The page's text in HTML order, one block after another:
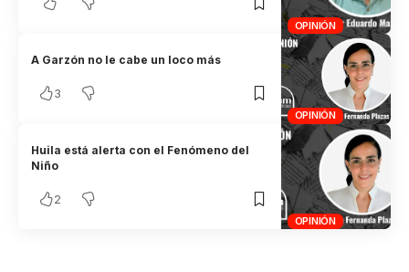
OPINIÓN
OPINIÓN
A Garzón no le cabe un loco más
3
OPINIÓN
Huila está alerta con el Fenómeno del
Niño
2